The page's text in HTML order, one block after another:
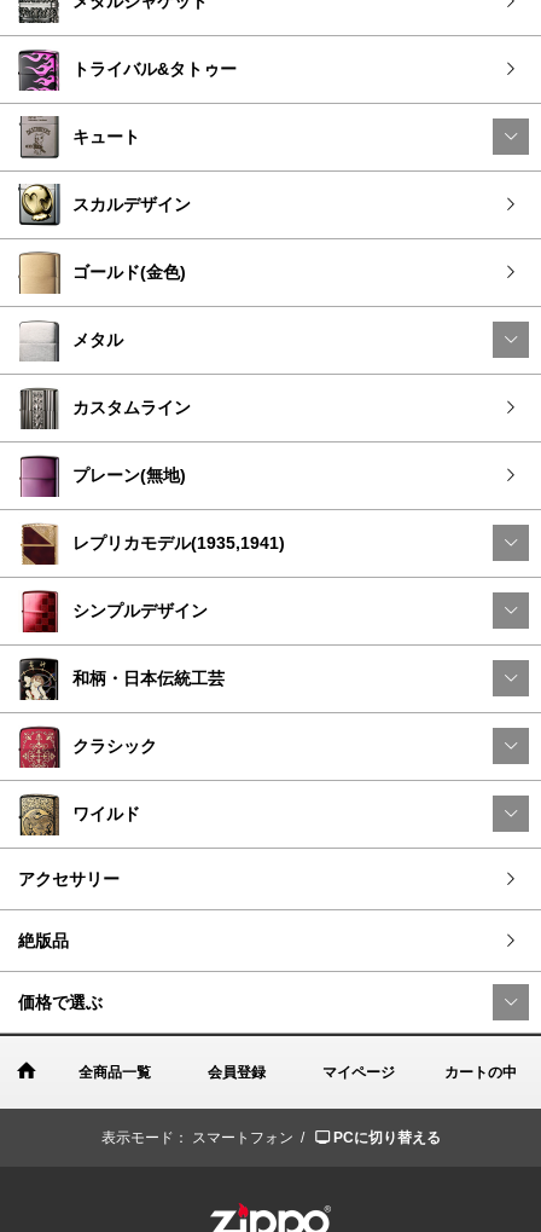
トライバル&タトゥー
キュート
スカルデザイン
ゴールド(金色)
メタル
カスタムライン
プレーン(無地)
レプリカモデル(1935,1941)
シンプルデザイン
和柄・日本伝統工芸
クラシック
ワイルド
アクセサリー
絶版品
価格で選ぶ
全商品一覧 会員登録 マイページ カートの中
表示モード： スマートフォン / PCに切り替える